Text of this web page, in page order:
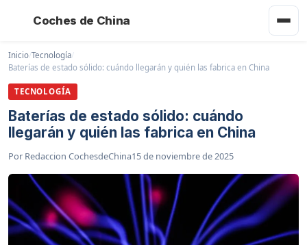
Coches de China
Inicio/Tecnología/
Baterías de estado sólido: cuándo llegarán y quién las fabrica en China
TECNOLOGÍA
Baterías de estado sólido: cuándo
llegarán y quién las fabrica en China
Por Redaccion CochesdeChina15 de noviembre de 2025